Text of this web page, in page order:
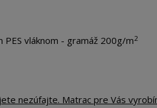
PES vláknom - gramáž 200g/m2
nezúfajte. Matrac pre Vás